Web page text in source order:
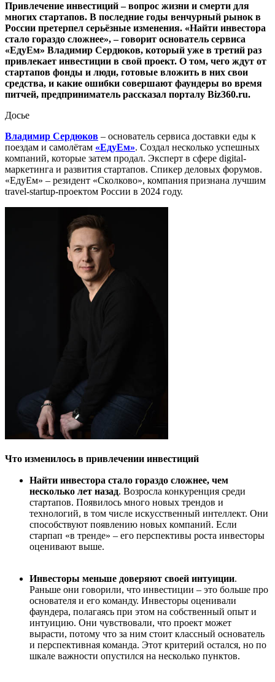
Привлечение инвестиций – вопрос жизни и смерти для
многих стартапов. В последние годы венчурный рынок в
России претерпел серьёзные изменения. «Найти инвестора
стало гораздо сложнее»,–говорит основатель сервиса
«ЕдуЕм» Владимир Сердюков, который уже в третий раз
привлекает инвестиции в свой проект. О том, чего ждут от
стартапов фонды и люди, готовые вложить в них свои
средства, и какие ошибки совершают фаундеры во время
питчей, предприниматель рассказал порталу Biz360.ru.
Досье
Владимир Сердюков – основатель сервиса доставки еды к
поездам и самолётам «ЕдуЕм». Создал несколько успешных
компаний, которые затем продал. Эксперт в сфере digital-
маркетинга и развития стартапов. Спикер деловых форумов.
«ЕдуЕм» – резидент «Сколково», компания признана лучшим
travel-startup-проектом России в 2024 году.
Что изменилось в привлечении инвестиций
Найти инвестора стало гораздо сложнее, чем
несколько лет назад. Возросла конкуренция среди
стартапов. Появилось много новых трендов и
технологий, в том числе искусственный интеллект. Они
способствуют появлению новых компаний. Если
старпап «в тренде» – его перспективы роста инвесторы
оценивают выше.
Инвесторы меньше доверяют своей интуиции.
Раньше они говорили, что инвестиции – это больше про
основателя и его команду. Инвесторы оценивали
фаундера, полагаясь при этом на собственный опыт и
интуицию. Они чувствовали, что проект может
вырасти, потому что за ним стоит классный основатель
и перспективная команда. Этот критерий остался, но по
шкале важности опустился на несколько пунктов.